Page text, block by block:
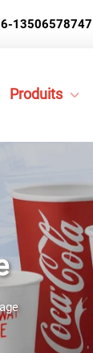
13506578747
Produits